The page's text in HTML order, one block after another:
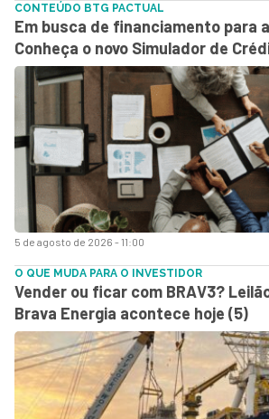
5 de agosto de 2026 - 11:00
CONTEÚDO BTG PACTUAL
Em busca de financiamento para
Conheça o novo Simulador de
O QUE MUDA PARA O INVESTIDOR
Vender ou ficar com BRAV3?
Brava Energia acontece hoje (5)